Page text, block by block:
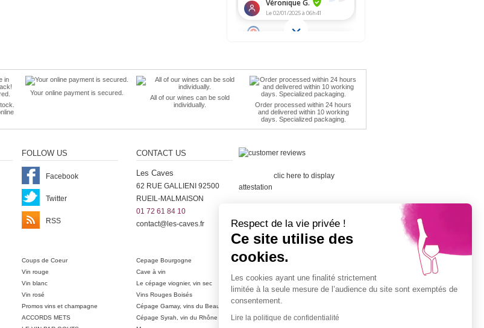
Your online payment is secured.
All of our wines can be sold
individually.
Order processed within 24 hours
and delivered within 10 working
days. Specialized packaging.
FOLLOW US
Facebook
Twitter
RSS
CONTACT US
Les Caves
62 RUE GALLIENI 92500
RUEIL-MALMAISON
01 72 61 84 10
contact@les-caves.fr
clic here to display
attestation
Coups de Coeur Cepage Bourgogne
Cépage Merlot
Vin rouge Cave à vin
Vin blanc Le cépage viognier, vin sec
Cépage Sauvignon
Vin rosé Vins Rouges Boisés
Promos vins et champagne Cépage Gamay, vins du Beaujolais
ACCORDS METS Cépage Syrah, vin du Rhône
Champagne petit prix
Respect de la vie privée !
Ce site utilise des
cookies.
Les cookies ayant une finalité strictement
limitée à la seule mesure de l’audience du site sont exemptés de
consentement.
Lire la politique de confidentialité